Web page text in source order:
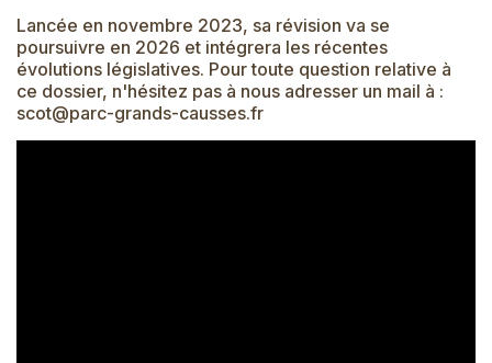
Lancée en novembre 2023, sa révision va se
poursuivre en 2026 et intégrera les récentes
évolutions législatives. Pour toute question relative à
ce dossier, n'hésitez pas à nous adresser un mail à :
scot@parc-grands-causses.fr